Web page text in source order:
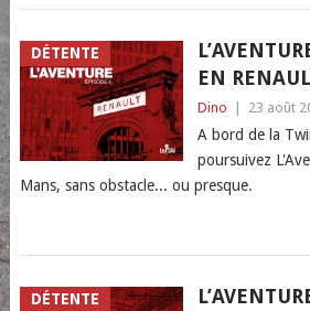
DÉTENTE
EN
Dino 23 août
A bord de la
poursuivez
Mans, sans obstacle... ou presque.
DÉTENTE